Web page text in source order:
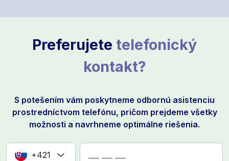
Preferujete telefonický
kontakt?
S potešením vám poskytneme odbornú asistenciu
prostredníctvom telefónu, pričom prejdeme všetky
možnosti a navrhneme optimálne riešenia.
+421